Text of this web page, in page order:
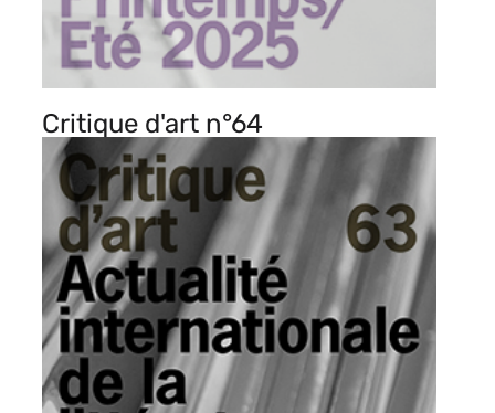
Critique d'art n°64
Image
de
vignette